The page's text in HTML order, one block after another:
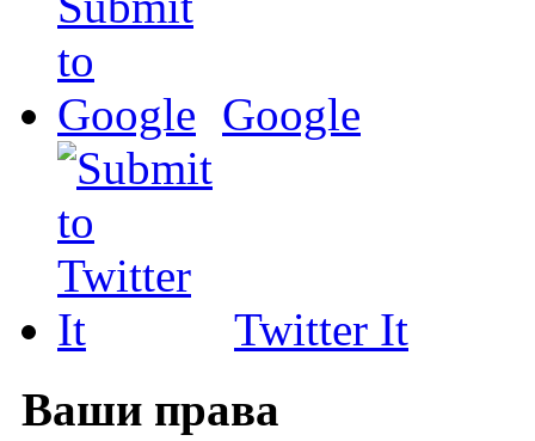
Google
Twitter It
Ваши права